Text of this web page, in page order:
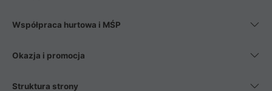
Współpraca hurtowa i MŚP
Okazja i promocja
Struktura strony